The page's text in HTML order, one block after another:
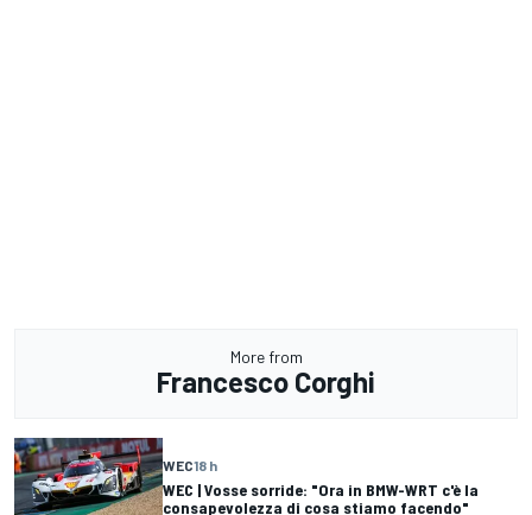
More from
Francesco Corghi
WEC18 h
WEC | Vosse sorride: "Ora in BMW-WRT c'è la
consapevolezza di cosa stiamo facendo"